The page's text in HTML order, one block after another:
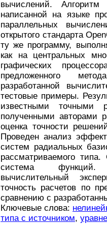
вычислений.
написанной на языке
параллельных
открытого стандарта
ту же программу,
как на центральных
графических
предложенного
разработанной
тестовые примеры.
известными
полученными авторами
оценка точности
Проведен анализ
систем радиальных
рассматриваемого
система функций.
вычислительный
точность расчетов по
сравнению с
Ключевые слова:
типа с источником,